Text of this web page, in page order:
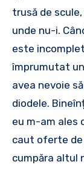
trusă de
unde nu-i.
este
împrumutat
avea nevoie
diodele.
eu m-am ales
caut oferte de
cumpăra altul